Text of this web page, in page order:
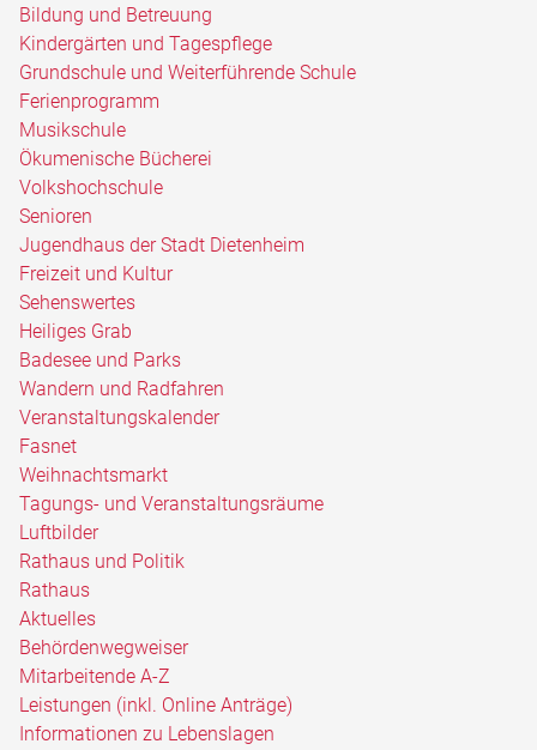
Bildung und Betreuung
Kindergärten und Tagespflege
Grundschule und Weiterführende Schule
Ferienprogramm
Musikschule
Ökumenische Bücherei
Volkshochschule
Senioren
Jugendhaus der Stadt Dietenheim
Freizeit und Kultur
Sehenswertes
Heiliges Grab
Badesee und Parks
Wandern und Radfahren
Veranstaltungskalender
Fasnet
Weihnachtsmarkt
Tagungs- und Veranstaltungsräume
Luftbilder
Rathaus und Politik
Rathaus
Aktuelles
Behördenwegweiser
Mitarbeitende A-Z
Leistungen (inkl. Online Anträge)
Informationen zu Lebenslagen